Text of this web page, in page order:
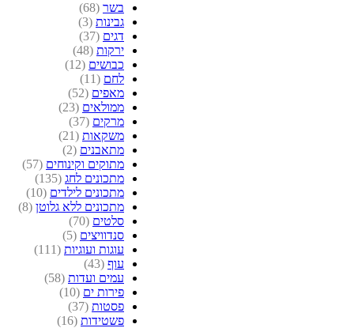
בשר (68)
גבינות (3)
דגים (37)
ירקות (48)
כבושים (12)
לחם (11)
מאפים (52)
ממולאים (23)
מרקים (37)
משקאות (21)
מתאבנים (2)
מתוקים וקינוחים (57)
מתכונים לחג (135)
מתכונים לילדים (10)
מתכונים ללא גלוטן (8)
סלטים (70)
סנדוויצים (5)
עוגות ועוגיות (111)
עוף (43)
עמים ועדות (58)
פירות ים (10)
פסטות (37)
פשטידות (16)